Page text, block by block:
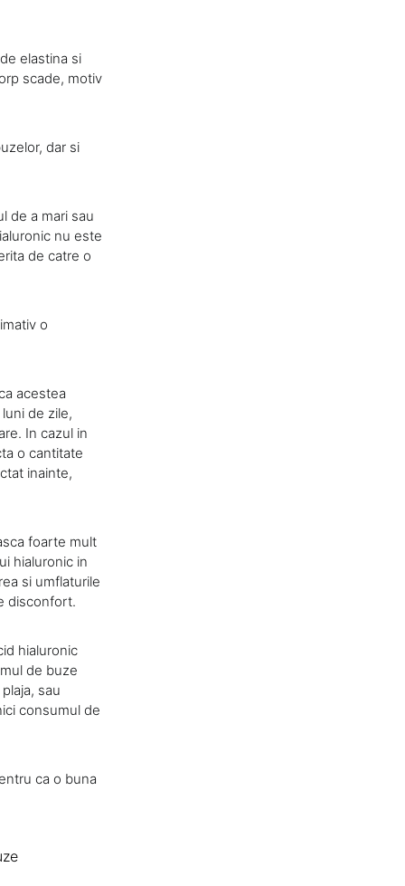
elastina si
scade, motiv
dar si
de a mari sau
nu este
de catre o
o
acestea
de zile,
In cazul in
o cantitate
inainte,
foarte mult
hialuronic in
si umflaturile
disconfort.
hialuronic
de buze
sau
consumul de
ca o buna